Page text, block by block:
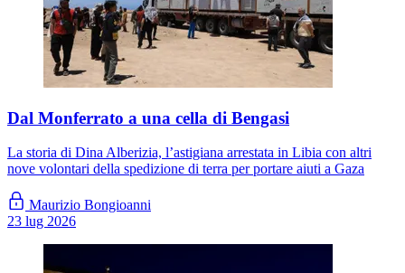
Dal Monferrato a una cella di Bengasi
La storia di Dina Alberizia, l’astigiana arrestata in Libia con altri
nove volontari della spedizione di terra per portare aiuti a Gaza
Maurizio Bongioanni
23 lug 2026